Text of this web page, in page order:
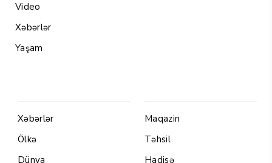
Video
Xəbərlər
Yaşam
Xəbərlər
Ölkə
Dünya
Maqazin
Təhsil
Hadisə